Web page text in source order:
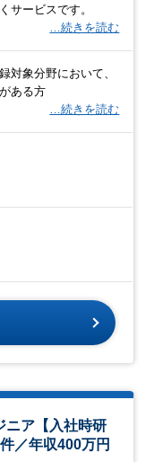
サービスです。
…続きを読む
対象分野において、
ある方
…続きを読む
ニア【入社時研
／年収400万円